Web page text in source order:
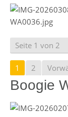
Seite 1 von 2
1 2
Boogie